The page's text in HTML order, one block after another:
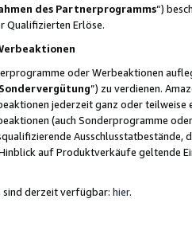
des Partnerprogramms“)
Qualifizierten Erlöse.
oder Werbeaktionen
Sondervergütung”) zu verdienen.
jederzeit ganz oder
(auch Sonderprogramme
Ausschlusstatbestände,
auf Produktverkäufe geltende
sind derzeit verfügbar: hier.